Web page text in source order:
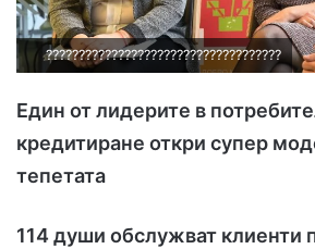
????????????????????????????????????
Един от лидерите в
кредитиране откри супер
тепетата
114 души обслужват клиенти